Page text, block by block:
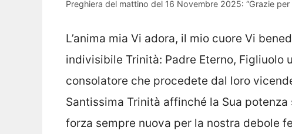
Preghiera del mattino del 16 Novembre 2025: “Grazie
L’anima mia Vi adora, il mio cuore Vi
indivisibile Trinità: Padre Eterno, Figliuolo
consolatore che procedete dal loro
Santissima Trinità affinché la Sua
forza sempre nuova per la nostra debole